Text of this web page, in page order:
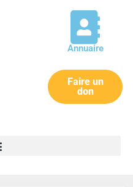
Annuaire
Faire un
don